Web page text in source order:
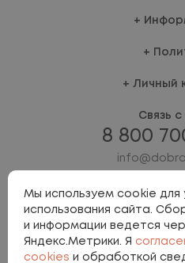
Личный
Связь с
8 800
Мы используем cookie для
использования сайта.
и информации ведется
Яндекс.Метрики. Я
cookies и обработкой